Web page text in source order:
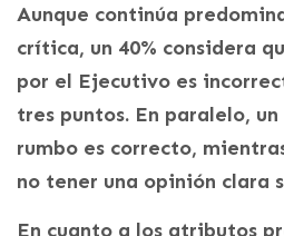
Aunque continúa
crítica, un 40% considera
por el Ejecutivo es
tres puntos. En paralelo, un
rumbo es correcto,
no tener una opinión clara
En cuanto a los atributos